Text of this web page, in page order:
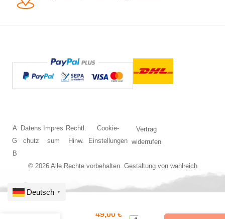
© 2026 Alle Rechte vorbehalten. Gestaltung von wahlreich
A
G
B
Datens
chutz
Impres
sum
Rechtl.
Hinw.
Cookie-
Einstellungen
Vertrag
widerrufen
49,00 €
Deutsch ▼